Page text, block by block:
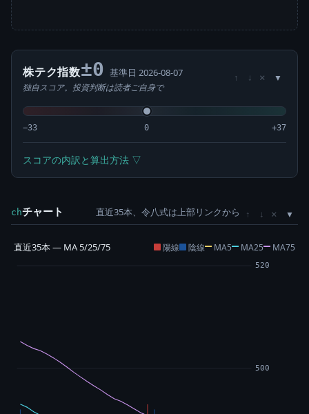
株テク指数±0 基準日 2026-08-07
独自スコア。投資判断は読者ご自身で
↑ ↓ ×
−33 0 +37
スコアの内訳と算出方法 ▽
chチャート 直近35本、令八式は上部リンクから ↑ ↓ ×
直近35本 — MA 5/25/75 陽線 陰線 MA5 MA25 MA75
500
520